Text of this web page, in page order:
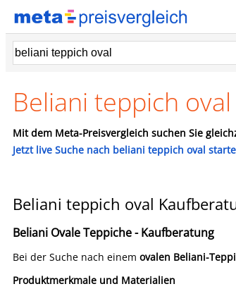
Beliani teppich
Mit dem Meta-Preisvergleich suchen Sie
Jetzt live Suche nach beliani teppich oval
Beliani teppich oval
Beliani Ovale Teppiche - Kaufberatung
Bei der Suche nach einem ovalen Beliani-
Produktmerkmale und Materialien